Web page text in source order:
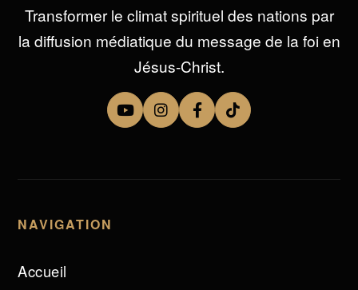
Transformer le climat spirituel des nations par
la diffusion médiatique du message de la foi en
Jésus-Christ.
NAVIGATION
Accueil